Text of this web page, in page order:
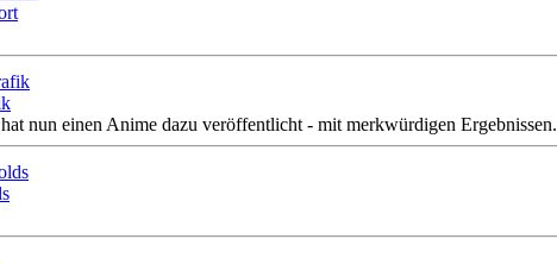
nun einen Anime dazu veröffentlicht - mit merkwürdigen Ergebnissen.